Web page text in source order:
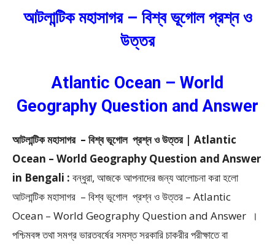
আটলান্টিক মহাসাগর – বিশ্ব ভূগোল প্রশ্ন ও
উত্তর
Atlantic Ocean – World
Geography Question and Answer
আটলান্টিক মহাসাগর – বিশ্ব ভূগোল প্রশ্ন ও উত্তর | Atlantic
Ocean – World Geography Question and Answer
in Bengali : বন্ধুরা, আজকে আপনাদের জন্য আলোচনা করা হলো
আটলান্টিক মহাসাগর – বিশ্ব ভূগোল প্রশ্ন ও উত্তর – Atlantic
Ocean – World Geography Question and Answer ।
পশ্চিমবঙ্গ তথা সমগ্র ভারতবর্ষের সমস্ত সরকারি চাকরীর পরীক্ষাতে বা